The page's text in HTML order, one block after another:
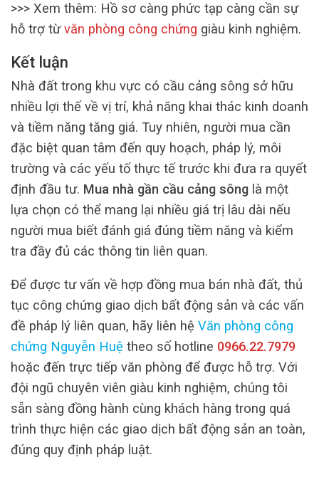
>>> Xem thêm: Hồ sơ càng phức tạp càng cần sự
hỗ trợ từvăn phòng công chứng giàu kinh nghiệm.
Kết luận
Nhà đất trong khu vực có cầu cảng sông sở hữu
nhiều lợi thế về vị trí, khả năng khai thác kinh doanh
và tiềm năng tăng giá. Tuy nhiên, người mua cần
đặc biệt quan tâm đến quy hoạch, pháp lý, môi
trường và các yếu tố thực tế trước khi đưa ra quyết
định đầu tư. Mua nhà gần cầu cảng sông là một
lựa chọn có thể mang lại nhiều giá trị lâu dài nếu
người mua biết đánh giá đúng tiềm năng và kiểm
tra đầy đủ các thông tin liên quan.
Để được tư vấn về hợp đồng mua bán nhà đất, thủ
tục công chứng giao dịch bất động sản và các vấn
đề pháp lý liên quan, hãy liên hệ Văn phòng công
chứng Nguyễn Huệ theo số hotline 0966.22.7979
hoặc đến trực tiếp văn phòng để được hỗ trợ. Với
đội ngũ chuyên viên giàu kinh nghiệm, chúng tôi
sẵn sàng đồng hành cùng khách hàng trong quá
trình thực hiện các giao dịch bất động sản an toàn,
đúng quy định pháp luật.